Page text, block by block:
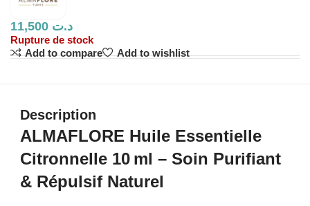
د.ت
Rupture de stock
Add to compare
Add to wishlist
Description
ALMAFLORE Huile Essentielle
Citronnelle 10 ml – Soin Purifiant
& Répulsif Naturel